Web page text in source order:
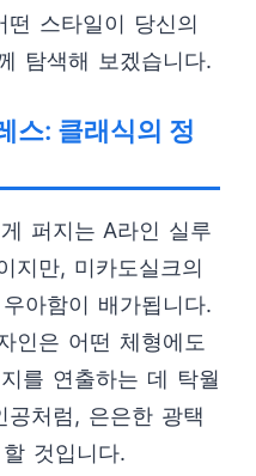
스타일이 당신의
탐색해 보겠습니다.
스: 클래식의 정
퍼지는 A라인 실루
지만, 미카도실크의
아함이 배가됩니다.
인은 어떤 체형에도
를 연출하는 데 탁월
처럼, 은은한 광택
것입니다.